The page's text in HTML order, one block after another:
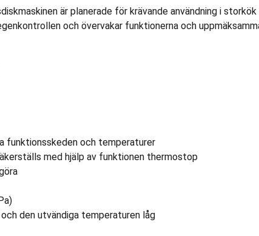
är planerade för krävande användning i
och övervakar funktionerna och
funktionsskeden och temperaturer
med hjälp av funktionen thermostop
den utvändiga temperaturen låg